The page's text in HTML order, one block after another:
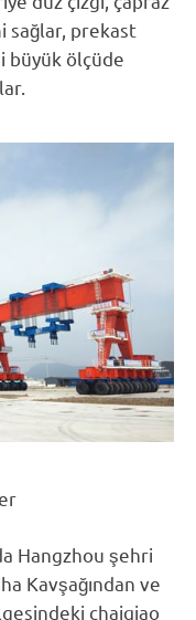
sağlar, prekast
büyük ölçüde
Hangzhou şehri
Kavşağından ve
chaiqiao